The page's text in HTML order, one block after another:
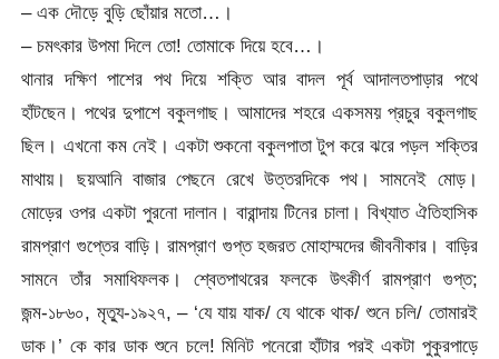
– এক দৌড়ে বুড়ি ছোঁয়ার মতো…।
– চমৎকার উপমা দিলে তো! তোমাকে দিয়ে হবে…।
থানার দক্ষিণ পাশের পথ দিয়ে শক্তি আর বাদল পূর্ব আদালতপাড়ার পথে
হাঁটছেন। পথের দুপাশে বকুলগাছ। আমাদের শহরে একসময় প্রচুর বকুলগাছ
ছিল। এখনো কম নেই। একটা শুকনো বকুলপাতা টুপ করে ঝরে পড়ল শক্তির
মাথায়। ছয়আনি বাজার পেছনে রেখে উত্তরদিকে পথ। সামনেই মোড়।
মোড়ের ওপর একটা পুরনো দালান। বারান্দায় টিনের চালা। বিখ্যাত ঐতিহাসিক
রামপ্রাণ গুপ্তের বাড়ি। রামপ্রাণ গুপ্ত হজরত মোহাম্মদের জীবনীকার। বাড়ির
সামনে তাঁর সমাধিফলক। শ্বেতপাথরের ফলকে উৎকীর্ণ রামপ্রাণ গুপ্ত;
জন্ম-১৮৬০, মৃত্যু-১৯২৭, – ‘যে যায় যাক/ যে থাকে থাক/ শুনে চলি/ তোমারই
ডাক।’ কে কার ডাক শুনে চলে! মিনিট পনেরো হাঁটার পরই একটা পুকুরপাড়ে